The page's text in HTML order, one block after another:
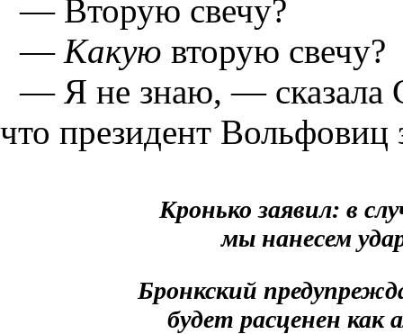
— Вторую свечу?
— Какую вторую свечу?
— Я не знаю, — сказала
что президент Вольфовиц
Кронько заявил: в
мы нанесем
Бронкский
будет расценен как